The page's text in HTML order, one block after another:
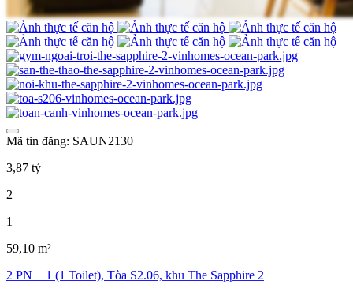
Mã tin đăng: SAUN2130
3,87 tỷ
2
1
59,10 m²
2 PN + 1 (1 Toilet), Tòa S2.06, khu The Sapphire 2